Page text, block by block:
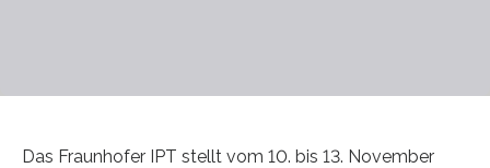
Das Fraunhofer IPT stellt vom 10. bis 13. November